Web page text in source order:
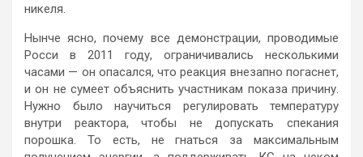
никеля.
Нынче ясно, почему все демонстрации, проводимые
Росси в 2011 году, ограничивались несколькими
часами — он опасался, что реакция внезапно погаснет,
и он не сумеет объяснить участникам показа причину.
Нужно было научиться регулировать температуру
внутри реактора, чтобы не допускать спекания
порошка. То есть, не гнаться за максимальным